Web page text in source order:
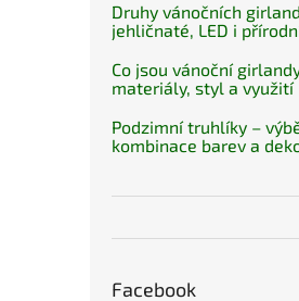
Druhy vánočních
jehličnaté, LED i
Co jsou vánoční
materiály, styl a využití
Podzimní truhlíky –
kombinace barev a
Facebook